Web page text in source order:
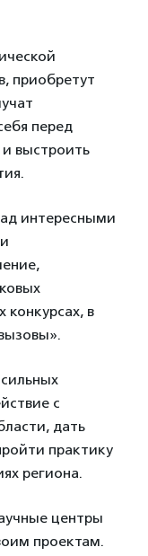
приобретут
перед
выстроить
интересными
конкурсах, в
с
дать
практику
региона.
центры
проектам.